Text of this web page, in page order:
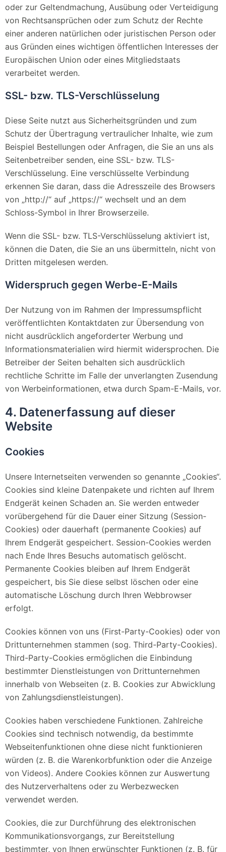
oder zur Geltendmachung, Ausübung oder Verteidigung
von Rechtsansprüchen oder zum Schutz der Rechte
einer anderen natürlichen oder juristischen Person oder
aus Gründen eines wichtigen öffentlichen Interesses der
Europäischen Union oder eines Mitgliedstaats
verarbeitet werden.
SSL- bzw. TLS-Verschlüsselung
Diese Seite nutzt aus Sicherheitsgründen und zum
Schutz der Übertragung vertraulicher Inhalte, wie zum
Beispiel Bestellungen oder Anfragen, die Sie an uns als
Seitenbetreiber senden, eine SSL- bzw. TLS-
Verschlüsselung. Eine verschlüsselte Verbindung
erkennen Sie daran, dass die Adresszeile des Browsers
von „http://“ auf „https://“ wechselt und an dem
Schloss-Symbol in Ihrer Browserzeile.
Wenn die SSL- bzw. TLS-Verschlüsselung aktiviert ist,
können die Daten, die Sie an uns übermitteln, nicht von
Dritten mitgelesen werden.
Widerspruch gegen Werbe-E-Mails
Der Nutzung von im Rahmen der Impressumspflicht
veröffentlichten Kontaktdaten zur Übersendung von
nicht ausdrücklich angeforderter Werbung und
Informationsmaterialien wird hiermit widersprochen. Die
Betreiber der Seiten behalten sich ausdrücklich
rechtliche Schritte im Falle der unverlangten Zusendung
von Werbeinformationen, etwa durch Spam-E-Mails, vor.
4. Datenerfassung auf dieser
Website
Cookies
Unsere Internetseiten verwenden so genannte „Cookies“.
Cookies sind kleine Datenpakete und richten auf Ihrem
Endgerät keinen Schaden an. Sie werden entweder
vorübergehend für die Dauer einer Sitzung (Session-
Cookies) oder dauerhaft (permanente Cookies) auf
Ihrem Endgerät gespeichert. Session-Cookies werden
nach Ende Ihres Besuchs automatisch gelöscht.
Permanente Cookies bleiben auf Ihrem Endgerät
gespeichert, bis Sie diese selbst löschen oder eine
automatische Löschung durch Ihren Webbrowser
erfolgt.
Cookies können von uns (First-Party-Cookies) oder von
Drittunternehmen stammen (sog. Third-Party-Cookies).
Third-Party-Cookies ermöglichen die Einbindung
bestimmter Dienstleistungen von Drittunternehmen
innerhalb von Webseiten (z. B. Cookies zur Abwicklung
von Zahlungsdienstleistungen).
Cookies haben verschiedene Funktionen. Zahlreiche
Cookies sind technisch notwendig, da bestimmte
Webseitenfunktionen ohne diese nicht funktionieren
würden (z. B. die Warenkorbfunktion oder die Anzeige
von Videos). Andere Cookies können zur Auswertung
des Nutzerverhaltens oder zu Werbezwecken
verwendet werden.
Cookies, die zur Durchführung des elektronischen
Kommunikationsvorgangs, zur Bereitstellung
bestimmter, von Ihnen erwünschter Funktionen (z. B. für